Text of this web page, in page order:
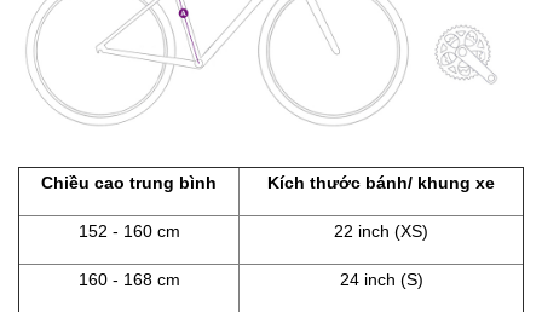
Chiều cao trung bình Kích thước bánh/ khung xe
152 - 160 cm 22 inch (XS)
160 - 168 cm 24 inch (S)